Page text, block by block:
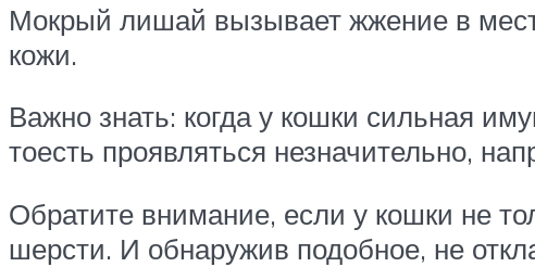
Мокрый лишай вызывает жжение в
кожи.
Важно знать: когда у кошки сильная
тоесть проявляться незначительно,
Обратите внимание, если у кошки не
шерсти. И обнаружив подобное, не